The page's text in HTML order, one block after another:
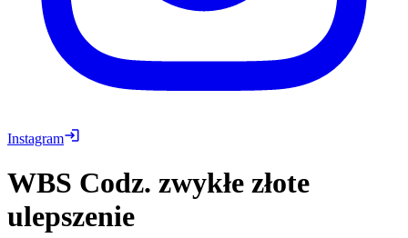
Instagram
WBS Codz. zwykłe złote
ulepszenie